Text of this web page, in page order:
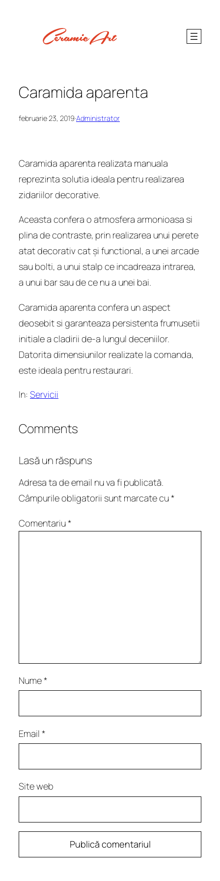
Caramida aparenta
februarie 23, 2019·Administrator
Caramida aparenta realizata manuala
reprezinta solutia ideala pentru realizarea
zidariilor decorative.
Aceasta confera o atmosfera armonioasa si
plina de contraste, prin realizarea unui perete
atat decorativ cat și functional, a unei arcade
sau bolti, a unui stalp ce incadreaza intrarea,
a unui bar sau de ce nu a unei bai.
Caramida aparenta confera un aspect
deosebit si garanteaza persistenta frumusetii
initiale a cladirii de-a lungul deceniilor.
Datorita dimensiunilor realizate la comanda,
este ideala pentru restaurari.
In: Servicii
Comments
Lasă un răspuns
Adresa ta de email nu va fi publicată.
Câmpurile obligatorii sunt marcate cu*
Comentariu*
Nume*
Email *
Site web